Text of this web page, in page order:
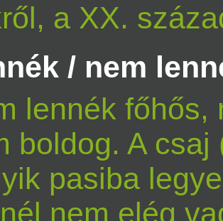
a XX.
/ nem
lennék főhős,
boldog. A
pasiba
nem elég